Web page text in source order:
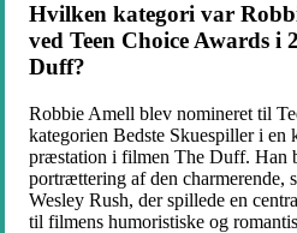
Hvilken kategori var
ved Teen Choice Awards i
Duff?
Robbie Amell blev nomineret til
kategorien Bedste Skuespiller i en
præstation i filmen The Duff. Han
portrættering af den charmerende,
Wesley Rush, der spillede en
til filmens humoristiske og